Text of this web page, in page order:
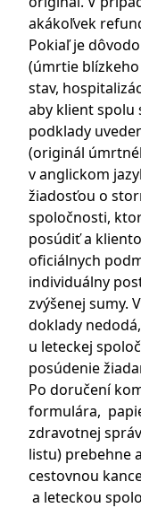
akákoľvek
Pokiaľ je
(úmrtie
stav,
aby klient
podklady
(originál
v anglickom
žiadosťou o
spoločnosti,
posúdiť a
oficiálnych
individuálny
zvýšenej sumy.
doklady
u leteckej
posúdenie
Po doručení
formulára,
zdravotnej
listu) prebehne
cestovnou
a leteckou